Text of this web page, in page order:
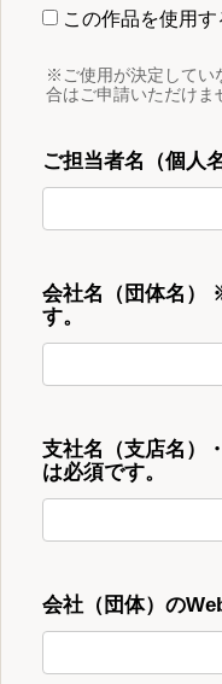
この作品を使用す
※ご使用が決定してい
合はご申請いただけま
ご担当者名（個人
会社名（団体名）
す。
支社名（支店名）
は必須です。
会社（団体）の